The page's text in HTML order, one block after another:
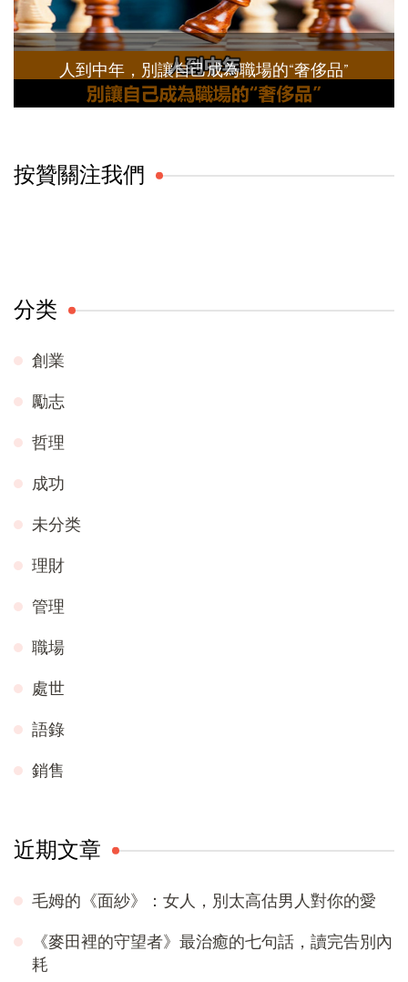
人到中年，別讓自己成為職場的“奢侈品”
按贊關注我們
分类
創業
勵志
哲理
成功
未分类
理財
管理
職場
處世
語錄
銷售
近期文章
毛姆的《面紗》：女人，別太高估男人對你的愛
《麥田裡的守望者》最治癒的七句話，讀完告別內
耗